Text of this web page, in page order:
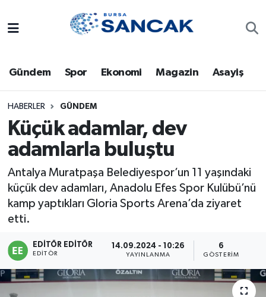
Gündem Spor Ekonomi Magazin Asayiş
HABERLER GÜNDEM
Küçük adamlar, dev
adamlarla buluştu
Antalya Muratpaşa Belediyespor’un 11 yaşındaki
küçük dev adamları, Anadolu Efes Spor Kulübü’nü
kamp yaptıkları Gloria Sports Arena’da ziyaret
etti.
EDITÖR EDITÖR
EDITÖR
14.09.2024 - 10:26
YAYINLANMA
6
GÖSTERIM
Bursa
Dünya
Eğitim
Ekonomi
Magazin
Trafik Durumu
Süper Lig Puan Durumu ve Fikstür
Tüm Manşetler
Son Dakika Haberleri
Haber Arşivi